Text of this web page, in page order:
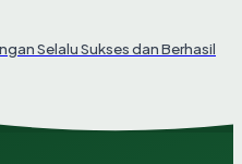
Selalu Sukses dan Berhasil